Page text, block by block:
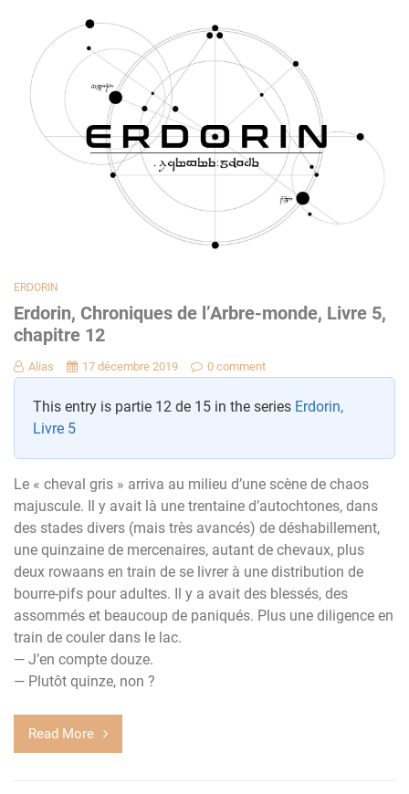
ERDORIN
Erdorin, Chroniques de l’Arbre-monde, Livre 5,
chapitre 12
Alias 17 décembre 2019 0 comment
This entry is partie 12 de 15 in the series Erdorin,
Livre 5
Le « cheval gris » arriva au milieu d’une scène de chaos
majuscule. Il y avait là une trentaine d’autochtones, dans
des stades divers (mais très avancés) de déshabillement,
une quinzaine de mercenaires, autant de chevaux, plus
deux rowaans en train de se livrer à une distribution de
bourre-pifs pour adultes. Il y a avait des blessés, des
assommés et beaucoup de paniqués. Plus une diligence en
train de couler dans le lac.
— J’en compte douze.
— Plutôt quinze, non ?
Read More